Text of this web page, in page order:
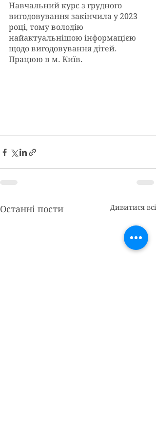
Навчальний курс з грудного
вигодовування закінчила у 2023
році, тому володію
найактуальнішою інформацією
щодо вигодовування дітей.
Працюю в м. Київ.
Останні пости Дивитися всі